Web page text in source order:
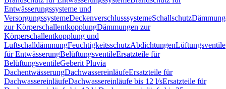
Entwässerungssysteme und
VersorgungssystemeDeckenverschlusssystemeSchallschutz
zur KörperschallentkopplungDämmungen zur
Körperschallentkopplung und
LuftschalldämmungFeuchtigkeitsschutzAbdichtungenLüftungsventile
für EntwässerungBelüftungsventileErsatzteile für
BelüftungsventileGeberit Pluvia
DachentwässerungDachwassereinläufeErsatzteile für
DachwassereinläufeDachwassereinläufe bis 12 l/sErsatzteile für